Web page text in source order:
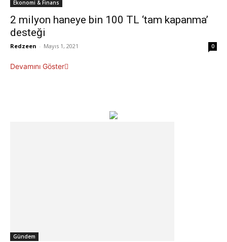
Ekonomi & Finans
2 milyon haneye bin 100 TL ‘tam kapanma’
desteği
Redzeen - Mayıs 1, 2021 0
Devamını Göster
Gündem